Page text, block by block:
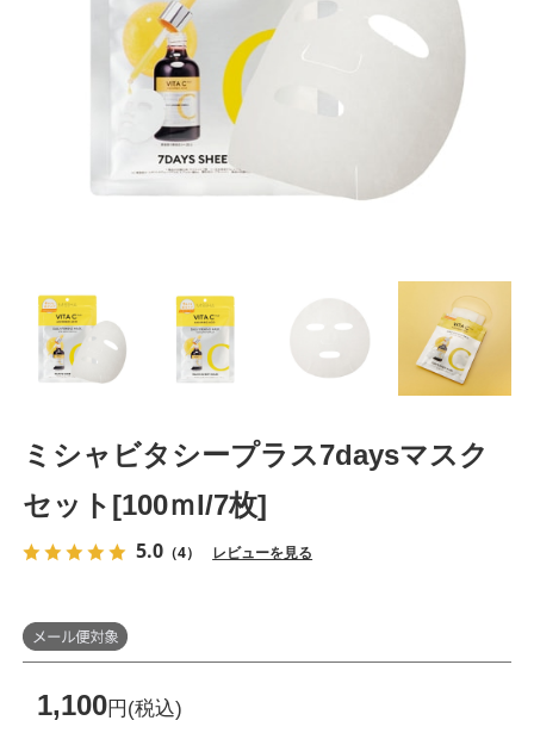
ミシャビタシープラス7daysマスク
セット[100ｍl/7枚]
5.0 （4） レビューを見る
1,100円(税込)